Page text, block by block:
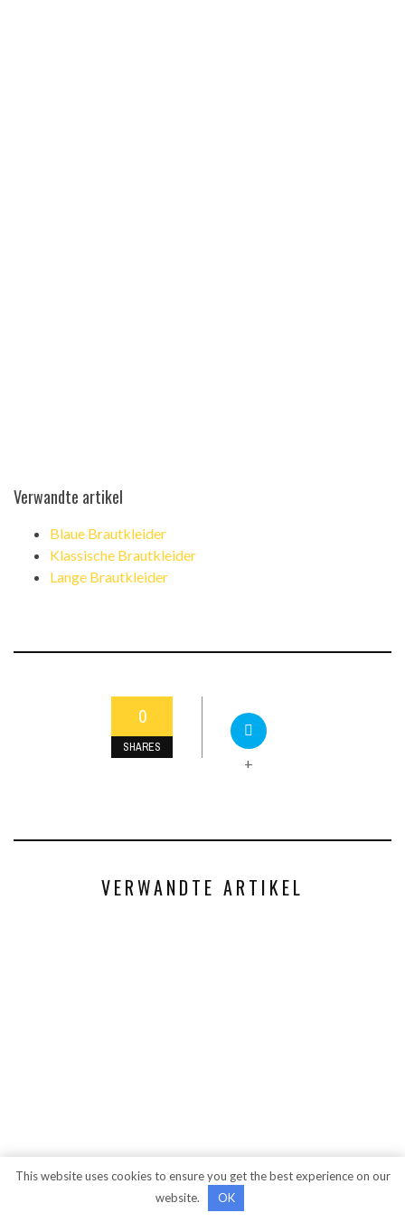
Verwandte artikel
Blaue Brautkleider
Klassische Brautkleider
Lange Brautkleider
0
SHARES
+
VERWANDTE ARTIKEL
This website uses cookies to ensure you get the best experience on our
website.
OK